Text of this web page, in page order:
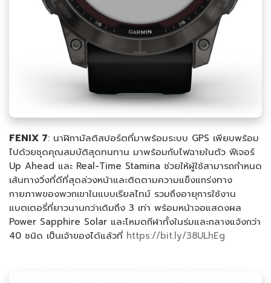
FENIX 7: นาฬิกามัลติสปอร์ตที่มาพร้อมระบบ GPS เพียบพร้อม
ไปด้วยชุดคุณสมบัติสุดทนทาน มาพร้อมกับไฟฉายในตัว ฟีเจอร์
Up Ahead และ Real-Time Stamina ช่วยให้ผู้ใช้สามารถกำหนด
เส้นทางวิ่งที่ดีที่สุดล่วงหน้าและติดตามความแข็งแกร่งทาง
กายภาพของพวกเขาในแบบเรียลไทม์ รวมถึงอายุการใช้งาน
แบตเตอรี่ที่ยาวนานกว่าเดิมถึง 3 เท่า พร้อมหน้าจอแสดงผล
Power Sapphire Solar และโหมดกีฬาทั้งในร่มและกลางแจ้งกว่า
40 ชนิด เป็นเจ้าของได้แล้วที่ https://bit.ly/38ULhEg